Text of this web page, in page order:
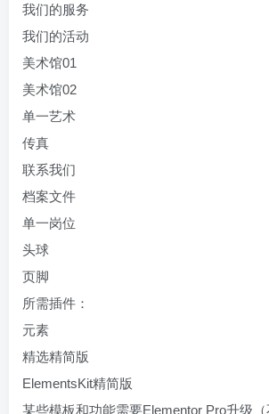
我们的服务
我们的活动
美术馆01
美术馆02
单一艺术
传真
联系我们
档案文件
单一岗位
头球
页脚
所需插件：
元素
精选精简版
ElementsKit精简版
某些模板和功能需要Elementor Pro升级（